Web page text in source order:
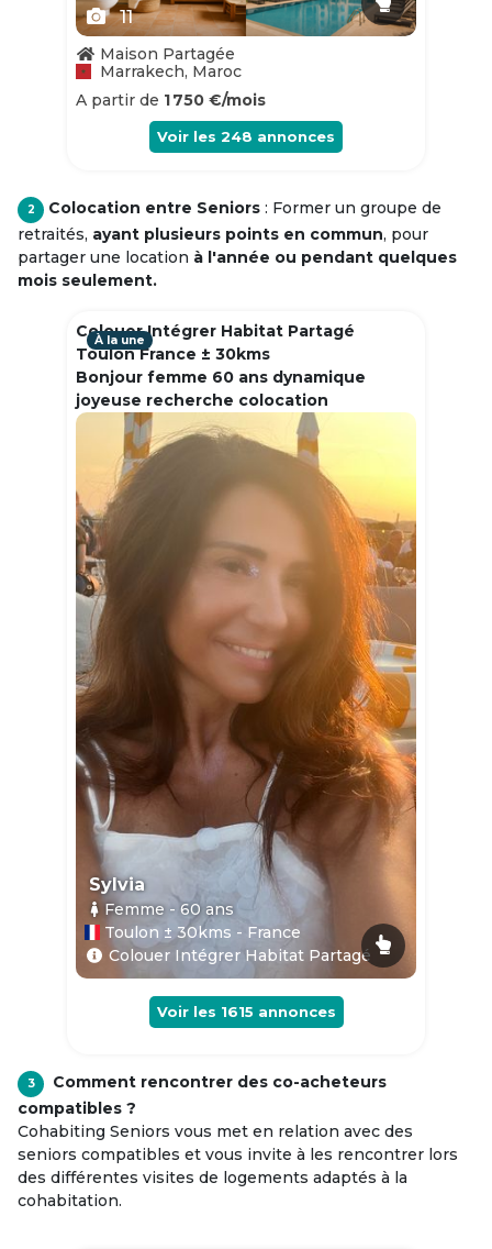
11
Maison Partagée
Marrakech, Maroc
A partir de 1 750 €/mois
Voir les 248 annonces
2 Colocation entre Seniors : Former un groupe de
retraités, ayant plusieurs points en commun, pour
partager une location à l'année ou pendant quelques
mois seulement.
Colouer Intégrer Habitat Partagé
Toulon France ± 30kms
Bonjour femme 60 ans dynamique
joyeuse recherche colocation
À la une
Sylvia
Femme - 60ans
Toulon ± 30kms - France
Colouer Intégrer Habitat Partagé
Voir les 1615 annonces
3
Comment rencontrer des co-acheteurs
compatibles ?
Cohabiting Seniors vous met en relation avec des
seniors compatibles et vous invite à les rencontrer lors
des différentes visites de logements adaptés à la
cohabitation.